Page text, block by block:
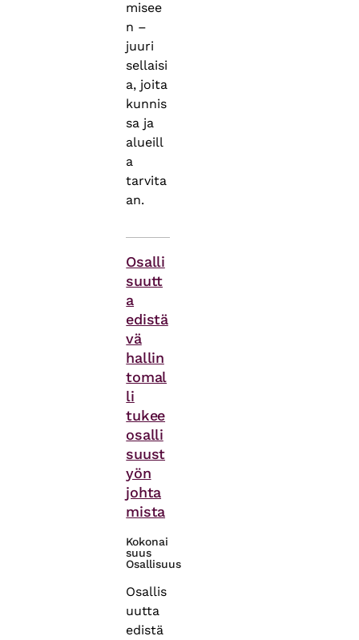
misee
n –
juuri
sellaisi
a, joita
kunnis
sa ja
alueill
a
tarvita
an.
Osalli
suutt
a
edistä
vä
hallin
tomal
li
tukee
osalli
suust
yön
johta
mista
Kokonai
suus
Osallisuus
Osallis
uutta
edistä